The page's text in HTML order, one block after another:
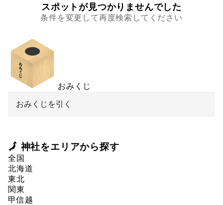
スポットが見つかりませんでした
条件を変更して再度検索してください
おみくじ
おみくじを引く
🗾 神社をエリアから探す
全国
北海道
東北
関東
甲信越